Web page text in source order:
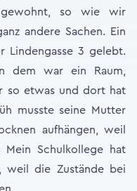
so wie wir
andere Sachen. Ein
Lindengasse 3 gelebt.
dem war ein Raum,
so etwas und dort hat
musste seine Mutter
aufhängen, weil
Schulkollege hat
weil die Zustände bei